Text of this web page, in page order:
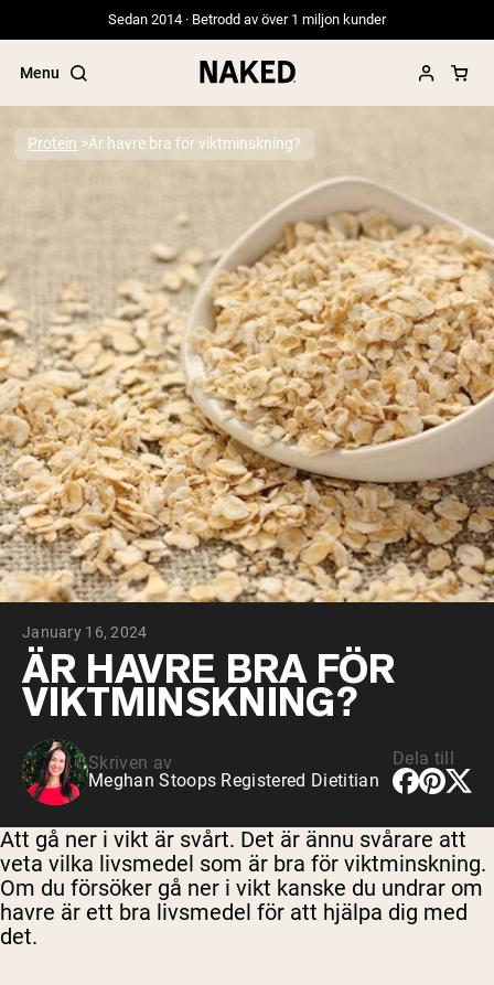
Sedan 2014 · Betrodd av över 1 miljon kunder
Menu
”Protein Powder“
”Overnight Oats“
”Vegan protein“
”Collagen“
”Micellar Casein“
PROTEIN POWDERSBest Seller
Gräsbetat vassleprotein
Vassleisolat från gräsbetande djur
Getproteinpulver från get
Micellärt kasein
Mass Gainer
Proteinkaffe
Shop All Protein Powders
VEGAN PROTEIN
Ärtprotein
Jordnötssmör
Fröproteinpulver
Proteindrinkar
Vegan viktökare
Shop All Vegan Protein
Protein Är havre bra för viktminskning?
January 16, 2024
ÄR HAVRE BRA FÖR
VIKTMINSKNING?
Skriven av
Meghan Stoops Registered Dietitian
Dela till
Att gå ner i vikt är svårt. Det är ännu svårare att
veta vilka livsmedel som är bra för viktminskning.
Om du försöker gå ner i vikt kanske du undrar om
havre är ett bra livsmedel för att hjälpa dig med
det.